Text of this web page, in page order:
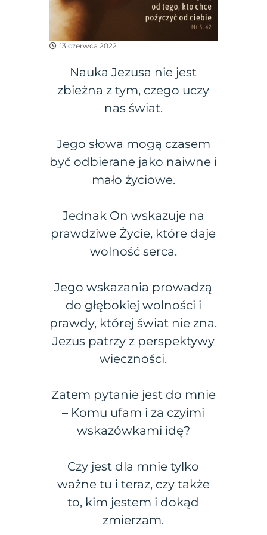
13 czerwca 2022
Nauka Jezusa nie jest
zbieżna z tym, czego uczy
nas świat.
Jego słowa mogą czasem
być odbierane jako naiwne i
mało życiowe.
Jednak On wskazuje na
prawdziwe Życie, które daje
wolność serca.
Jego wskazania prowadzą
do głębokiej wolności i
prawdy, której świat nie zna.
Jezus patrzy z perspektywy
wieczności.
Zatem pytanie jest do mnie
– Komu ufam i za czyimi
wskazówkami idę?
Czy jest dla mnie tylko
ważne tu i teraz, czy także
to, kim jestem i dokąd
zmierzam.